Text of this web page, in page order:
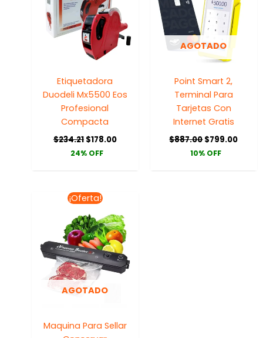
Etiquetadora
Duodeli Mx5500 Eos
Profesional
Compacta
$234.21 $178.00
24% OFF
AGOTADO
Point Smart 2,
Terminal Para
Tarjetas Con
Internet Gratis
$887.00$799.00
10% OFF
¡Oferta!
AGOTADO
Maquina Para Sellar
El
precio
original
era:
$353.77.
actual
es:
$237.00.